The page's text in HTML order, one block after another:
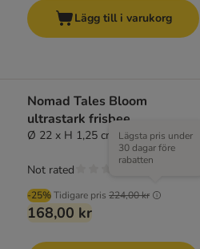
Lägg till i varukorg
Nomad Tales Bloom
ultrastark frisbee
Ø 22 x H 1,25 cm
-25%Tidigare pris 224,00 kr
Lägsta pris under
30 dagar före
rabatten
168,00 kr
Not rated